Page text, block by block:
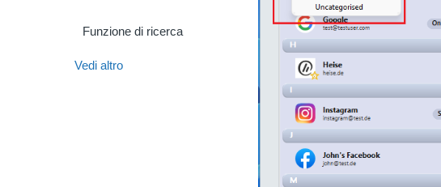
Funzione di ricerca
Vedi altro